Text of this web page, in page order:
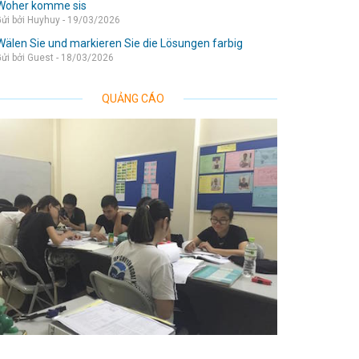
komme sis
bởi Huyhuy - 19/03/2026
Sie und markieren Sie die Lösungen farbig
bởi Guest - 18/03/2026
QUẢNG CÁO